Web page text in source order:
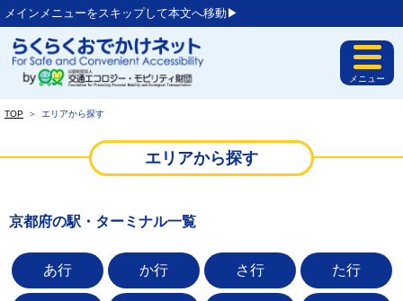
メインメニューをスキップして本文へ移動▶︎
メニュー
TOP ＞ エリアから探す
エリアから探す
京都府の駅・ターミナル一覧
あ行 か行 さ行 た行